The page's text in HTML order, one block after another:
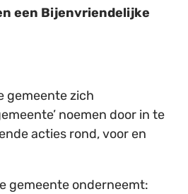
een Bijenvriendelijke
gemeente zich
noemen door in te
acties rond, voor en
gemeente onderneemt: